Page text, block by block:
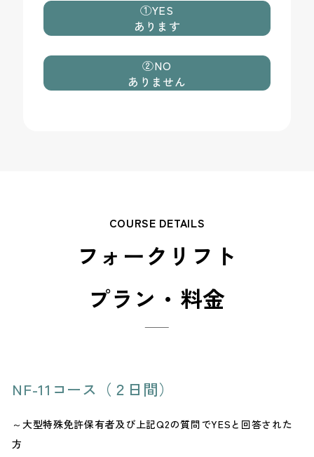
①YES
あります
②NO
ありません
COURSE DETAILS
フォークリフト
プラン・料金
NF-11コース（２日間）
～大型特殊免許保有者及び上記Q2の質問でYESと回答された
方